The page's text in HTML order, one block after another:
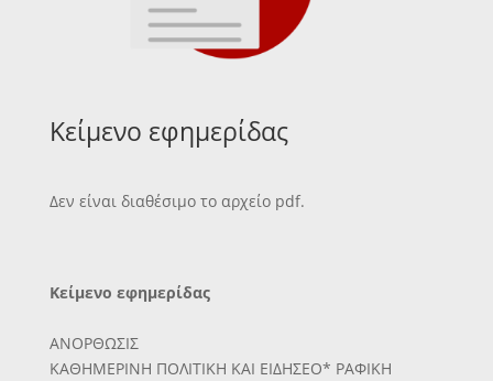
Κείμενο εφημερίδας
Δεν είναι διαθέσιμο το αρχείο pdf.
Κείμενο εφημερίδας
ΑΝΟΡΘΩΣΙΣ
ΚΑΘΗΜΕΡΙΝΗ ΠΟΛΙΤΙΚΗ ΚΑΙ ΕΙΔΗΣΕΟ* ΡΑΦΙΚΗ